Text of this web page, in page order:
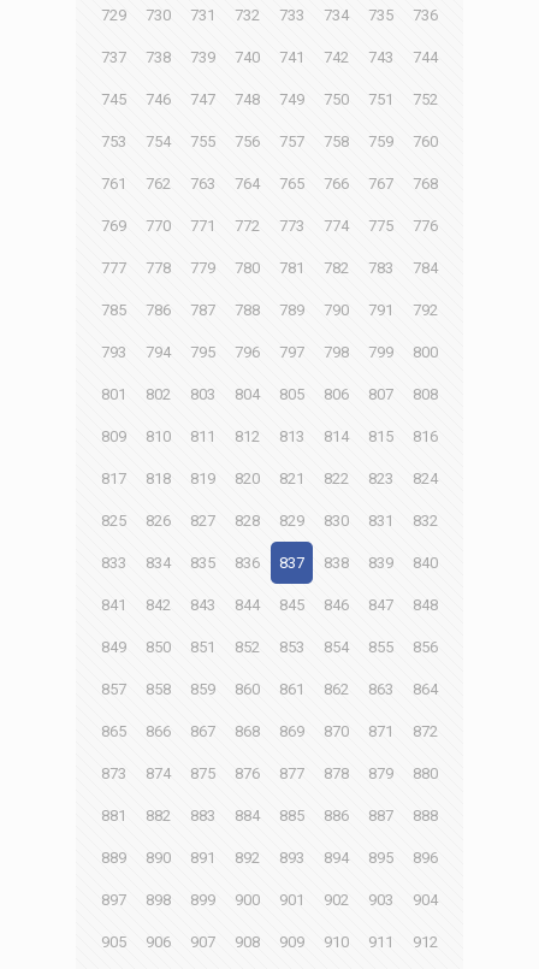
729 730 731 732 733 734 735 736
737 738 739 740 741 742 743 744
745 746 747 748 749 750 751 752
753 754 755 756 757 758 759 760
761 762 763 764 765 766 767 768
769 770 771 772 773 774 775 776
777 778 779 780 781 782 783 784
785 786 787 788 789 790 791 792
793 794 795 796 797 798 799 800
801 802 803 804 805 806 807 808
809 810 811 812 813 814 815 816
817 818 819 820 821 822 823 824
825 826 827 828 829 830 831 832
833 834 835 836 837 838 839 840
841 842 843 844 845 846 847 848
849 850 851 852 853 854 855 856
857 858 859 860 861 862 863 864
865 866 867 868 869 870 871 872
873 874 875 876 877 878 879 880
881 882 883 884 885 886 887 888
889 890 891 892 893 894 895 896
897 898 899 900 901 902 903 904
905 906 907 908 909 910 911 912